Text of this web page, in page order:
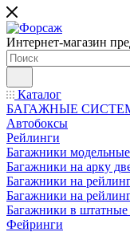
Интернет-магазин
Каталог
БАГАЖНЫЕ
Автобоксы
Рейлинги
Багажники модельные
Багажники на арку
Багажники на
Багажники на
Багажники в штатные
Фейринги